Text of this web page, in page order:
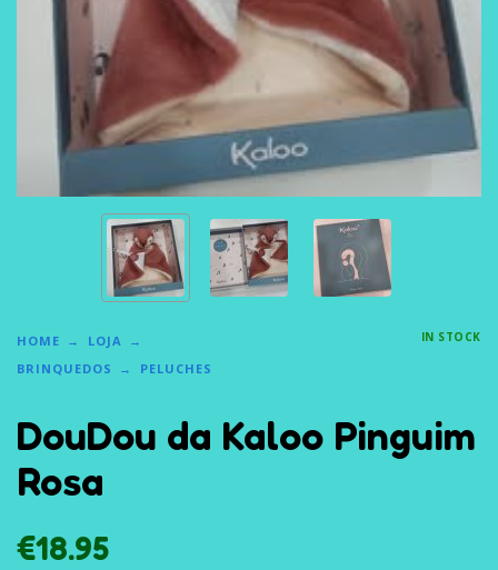
HOME
LOJA
BRINQUEDOS
PELUCHES
IN STOCK
DouDou da Kaloo Pinguim
Rosa
€18.95